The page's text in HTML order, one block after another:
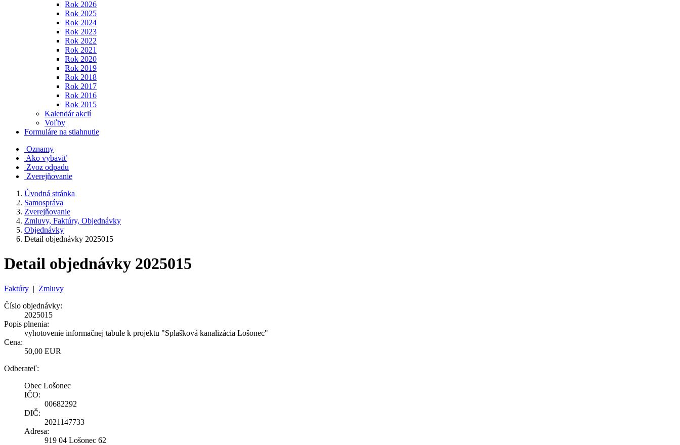
Rok 2026
Rok 2025
Rok 2024
Rok 2023
Rok 2022
Rok 2021
Rok 2020
Rok 2019
Rok 2018
Rok 2017
Rok 2016
Rok 2015
Kalendár akcií
Voľby
Formuláre na stiahnutie
Oznamy
Ako vybaviť
Zvoz odpadu
Zverejňovanie
Úvodná stránka
Samospráva
Zverejňovanie
Zmluvy, Faktúry, Objednávky
Objednávky
Detail objednávky 2025015
Detail objednávky 2025015
Faktúry | Zmluvy
Číslo objednávky:
2025015
Popis plnenia:
vyhotovenie informačnej tabule k projektu "Splašková kanalizácia Lošonec"
Cena:
50,00 EUR
Odberateľ:
Obec Lošonec
IČO:
00682292
DIČ:
2021147733
Adresa:
919 04 Lošonec 62